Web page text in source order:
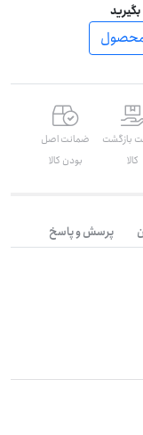
محصول
بازگشت
کالا
ضمانت اصل
بودن کالا
پرسش و پاسخ